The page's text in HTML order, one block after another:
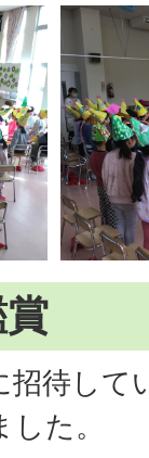
招待して
た。